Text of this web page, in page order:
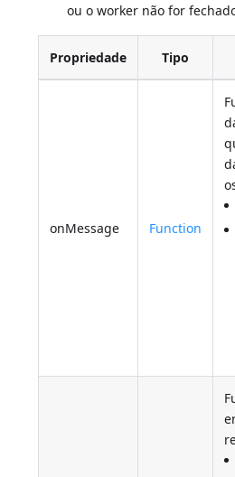
ou o worker não for
Propriedade Tipo
onMessage Function